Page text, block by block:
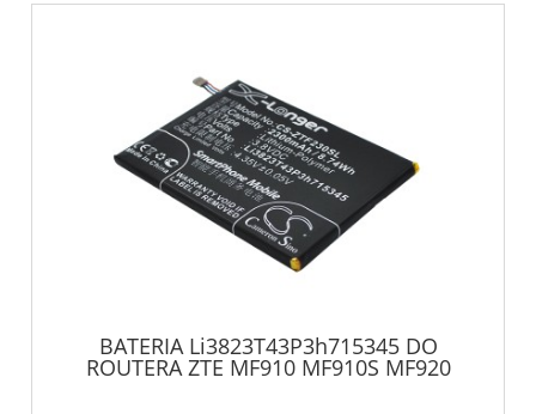
BATERIA Li3823T43P3h715345 DO
ROUTERA ZTE MF910 MF910S MF920